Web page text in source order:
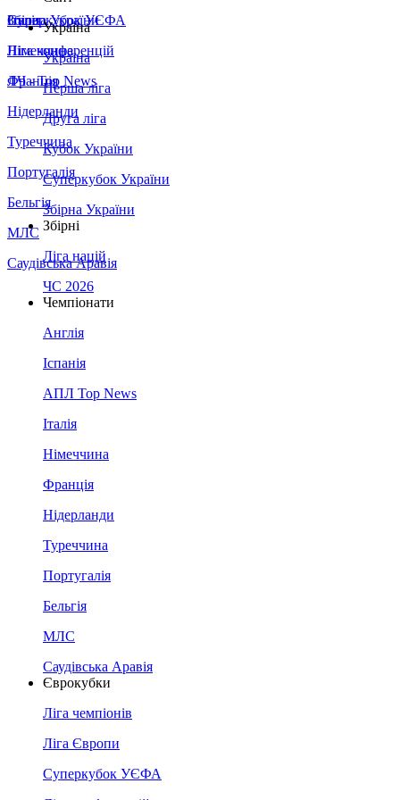
Збірна України
Італія
Німеччина
Франція
Нідерланди
Туреччина
Португалія
Бельгія
МЛС
Саудівська Аравія
Суперкубок УЄФА
Ліга конференцій
ЛЧ - Top News
Україна
Україна
Перша ліга
Друга ліга
Кубок України
Суперкубок України
Збірна України
Збірні
Ліга націй
ЧС 2026
Чемпіонати
Англія
Іспанія
АПЛ Top News
Італія
Німеччина
Франція
Нідерланди
Туреччина
Португалія
Бельгія
МЛС
Саудівська Аравія
Єврокубки
Ліга чемпіонів
Ліга Європи
Суперкубок УЄФА